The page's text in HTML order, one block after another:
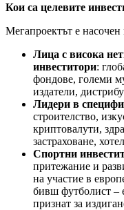
Кои са целевите
Мегапроектът е насочен
Лица с висока
инвеститори:
фондове, големи
издатели,
Лидери в
строителство,
криптовалути,
застраховане,
Спортни
притежание и
на участие в
бивш футболист –
признат за